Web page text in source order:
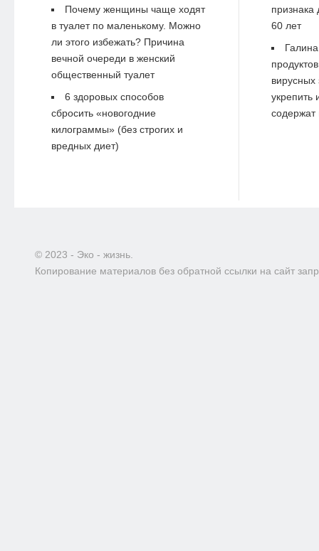
Почему женщины чаще ходят
в туалет по маленькому. Можно
ли этого избежать? Причина
вечной очереди в женский
общественный туалет
6 здоровых способов
сбросить «новогодние
килограммы» (без строгих и
вредных диет)
60 лет
Галина
вирусных
укрепить
содержат
© 2023 - Эко - жизнь.
Копирование материалов без обратной ссылки на сайт